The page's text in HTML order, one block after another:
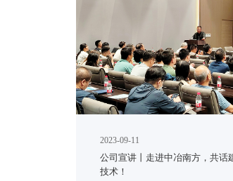
2023-09-11
公司宣讲丨走进中冶南方，共话
技术！